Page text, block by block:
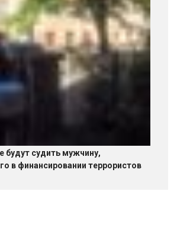
будут судить мужчину,
в финансировании террористов